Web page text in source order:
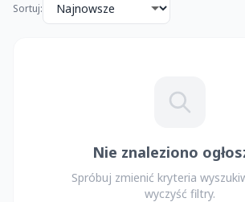
Sortuj:
Nie znaleziono
Spróbuj zmienić kryteria
wyczyść filtry.